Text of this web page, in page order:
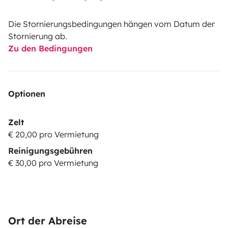
two windows on the rear doors
two roof vents with mosquito nets
the sliding door
the rear doors
The following items are also provided:
Die Stornierungsbedingungen hängen vom Datum der
Stornierung ab.
Zu den Bedingungen
Optionen
Zelt
€ 20,00 pro Vermietung
Reinigungsgebühren
€ 30,00 pro Vermietung
Ort der Abreise